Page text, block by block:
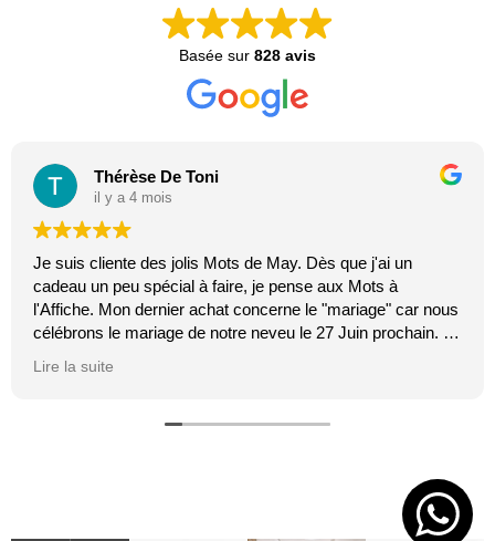
Basée sur 828 avis
Thérèse De Toni
il y a 4 mois
Je suis cliente des jolis Mots de May. Dès que j'ai un
cadeau un peu spécial à faire, je pense aux Mots à
l'Affiche. Mon dernier achat concerne le "mariage" car nous
célébrons le mariage de notre neveu le 27 Juin prochain. Je
Lire la suite